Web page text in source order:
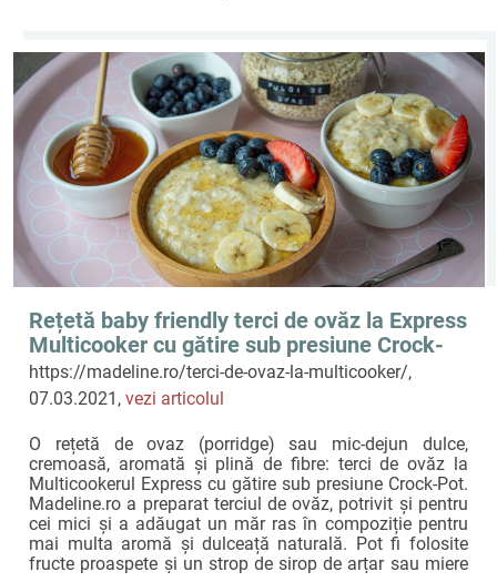
Rețetă baby friendly terci de ovăz la Express
Multicooker cu gătire sub presiune Crock-
Pot by Madeline.ro
https://madeline.ro/terci-de-ovaz-la-multicooker/,
07.03.2021,vezi articolul
O rețetă de ovaz (porridge) sau mic-dejun dulce,
cremoasă, aromată și plină de fibre: terci de ovăz la
Multicookerul Express cu gătire sub presiune Crock-Pot.
Madeline.ro a preparat terciul de ovăz, potrivit și pentru
cei mici și a adăugat un măr ras în compoziție pentru
mai multa aromă și dulceață naturală. Pot fi folosite
fructe proaspete și un strop de sirop de arțar sau miere